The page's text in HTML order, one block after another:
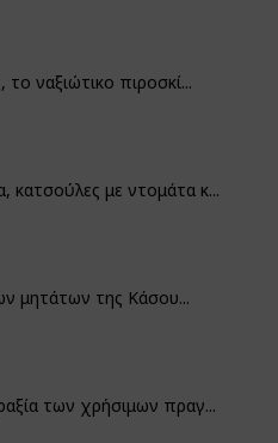
ναξιώτικο πιροσκί...
κατσούλες με ντομάτα κ...
μητάτων της Κάσου...
των χρήσιμων πραγ...